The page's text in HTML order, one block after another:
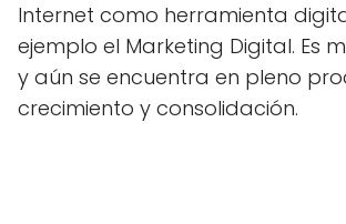
Internet como herramienta
ejemplo el Marketing Digital. Es
y aún se encuentra en pleno
crecimiento y consolidación.